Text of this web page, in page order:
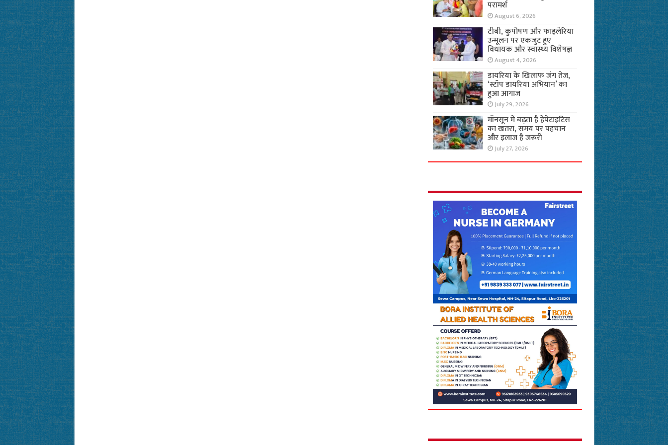
परामर्श
August 6, 2026
टीबी, कुपोषण और फाइलेरिया
उन्मूलन पर एकजुट हुए
विधायक और स्वास्थ्य विशेषज्ञ
August 4, 2026
डायरिया के खिलाफ जंग तेज,
‘स्टॉप डायरिया अभियान’ का
हुआ आगाज
July 29, 2026
मॉनसून में बढ़ता है हेपेटाइटिस
का खतरा, समय पर पहचान
और इलाज है जरूरी
July 27, 2026